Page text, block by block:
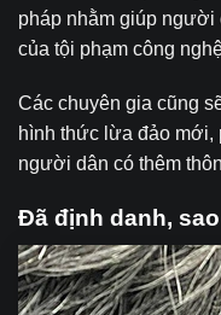
pháp nhằm giúp
của tội phạm công
Các chuyên gia cũng
hình thức lừa đảo mới,
người dân có thêm
Đã định danh,